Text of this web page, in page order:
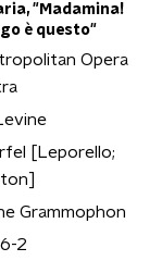
"Madamina!
è questo"
Opera
[Leporello;
Grammophon
2